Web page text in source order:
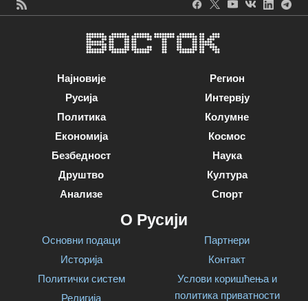
Најновије
Русија
Политика
Економија
Безбедност
Друштво
Анализе
Регион
Интервју
Колумне
Космос
Наука
Култура
Спорт
О Русији
Основни подаци
Историја
Политички систем
Религија
Партнери
Контакт
Услови коришћења и
политика приватности